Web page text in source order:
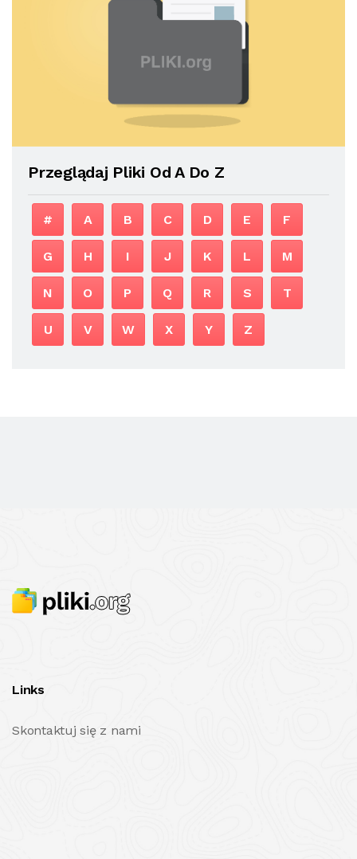
Przeglądaj Pliki Od A Do Z
# A B C D E F
G H I J K L M
N O P Q R S T
U V W X Y Z
Links
Skontaktuj się z nami